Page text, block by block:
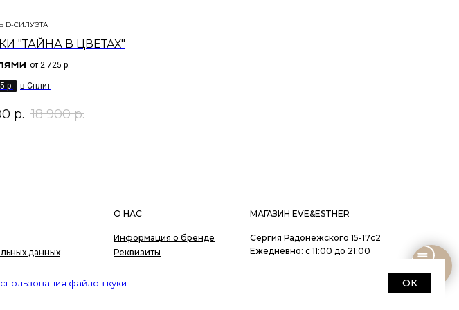
D-СИЛУЭТА
"ТАЙНА В ЦВЕТАХ"
от 2 725 р.
p. в Сплит
р. 18 900 р.
О НАС МАГАЗИН EVE&ESTHER
данных
Информация о бренде
Реквизиты
Сергия Радонежского 15-17с2
Ежедневно: с 11:00 до 21:00
файлов куки ОК